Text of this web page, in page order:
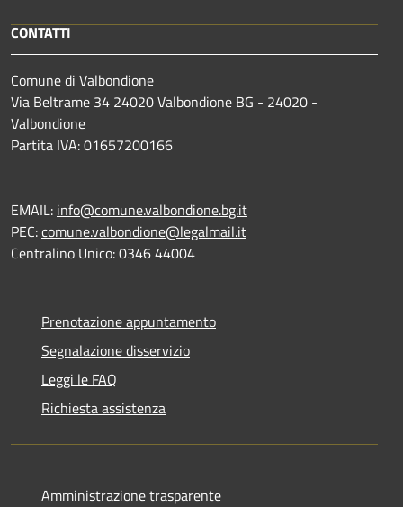
CONTATTI
Comune di Valbondione
Via Beltrame 34 24020 Valbondione BG - 24020 -
Valbondione
Partita IVA: 01657200166
EMAIL: info@comune.valbondione.bg.it
PEC:comune.valbondione@legalmail.it
Centralino Unico: 0346 44004
Prenotazione appuntamento
Segnalazione disservizio
Leggi le FAQ
Richiesta assistenza
Amministrazione trasparente